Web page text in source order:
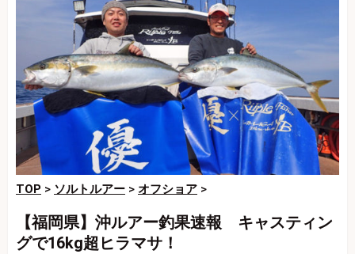
TOP > ソルトルアー > オフショア >
【福岡県】沖ルアー釣果速報 キャスティン
グで16kg超ヒラマサ！